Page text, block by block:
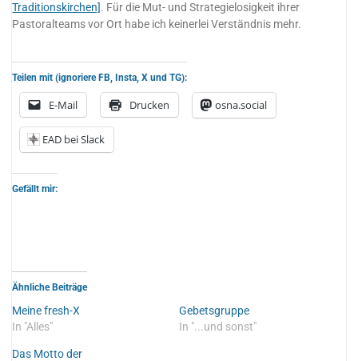
Traditionskirchen]. Für die Mut- und Strategielosigkeit ihrer
Pastoralteams vor Ort habe ich keinerlei Verständnis mehr.
Teilen mit (ignoriere FB, Insta, X und TG):
E-Mail Drucken osna.social
EAD bei Slack
Gefällt mir:
Ähnliche Beiträge
Meine fresh-X
In "Alles"
Gebetsgruppe
In "...und sonst"
Das Motto der